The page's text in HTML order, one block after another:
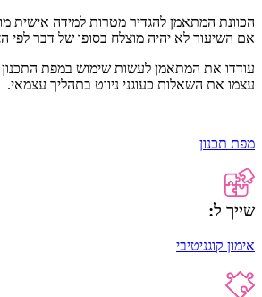
הכוונת המתאמן להגדיר מטרות למידה אישית
אם השיעור לא יהיה מוצלח בסופו של דבר לפי
עודדו את המתאמן לעשות שימוש במפת התכנון
עצמו את השאלות כעוגני ניווט בתהליך עצמאי.
מפת תכנון
שייך ל:
אימון קוגניטיבי